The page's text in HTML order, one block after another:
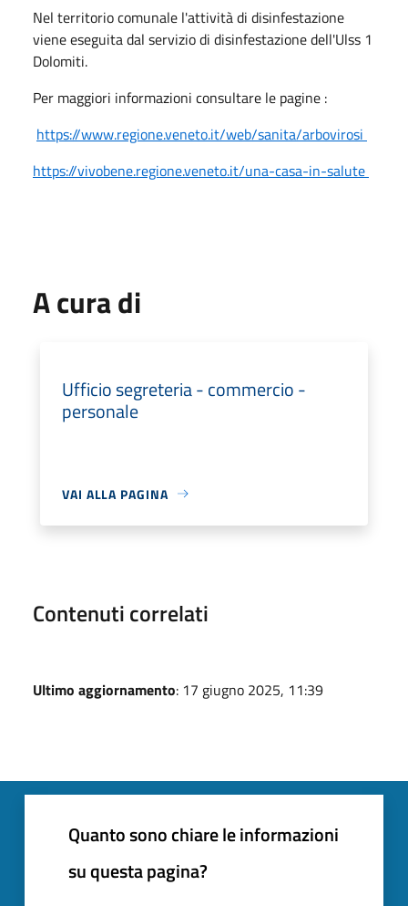
Nel territorio comunale l'attività di disinfestazione
viene eseguita dal servizio di disinfestazione dell'Ulss 1
Dolomiti.
Per maggiori informazioni consultare le pagine :
https://www.regione.veneto.it/web/sanita/arbovirosi
https://vivobene.regione.veneto.it/una-casa-in-salute
A cura di
Ufficio segreteria - commercio -
personale
VAI ALLA PAGINA
Contenuti correlati
Ultimo aggiornamento: 17 giugno 2025, 11:39
Quanto sono chiare le informazioni
su questa pagina?